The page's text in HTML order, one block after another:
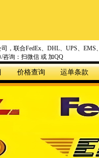
，联合FedEx、DHL、UPS、
咨询：扫微信 或 加QQ
价格查询 运单条款